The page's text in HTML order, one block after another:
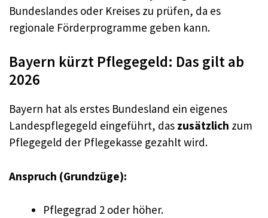
Bundeslandes oder Kreises zu prüfen, da es
regionale Förderprogramme geben kann.
Bayern kürzt Pflegegeld: Das gilt ab
2026
Bayern hat als erstes Bundesland ein eigenes
Landespflegegeld eingeführt, das zusätzlich zum
Pflegegeld der Pflegekasse gezahlt wird.
Anspruch (Grundzüge):
Pflegegrad 2 oder höher.